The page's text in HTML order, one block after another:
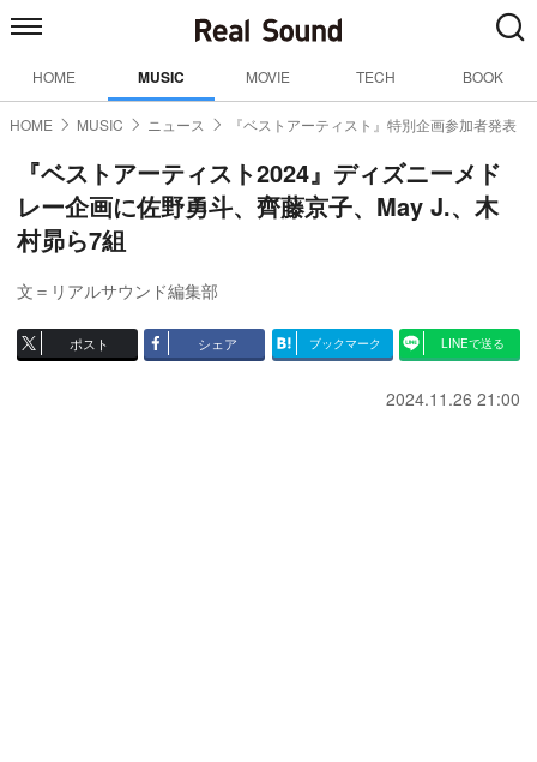
HOME MUSIC MOVIE TECH BOOK
HOME MUSIC ニュース 『ベストアーティスト』特別企画参加者発表
『ベストアーティスト2024』ディズニーメド
レー企画に佐野勇斗、齊藤京子、May J.、木
村昴ら7組
文＝リアルサウンド編集部
ポスト シェア ブックマーク LINEで送る
2024.11.26 21:00